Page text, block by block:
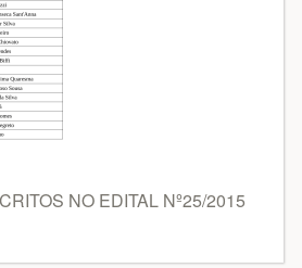
NO EDITAL Nº25/2015